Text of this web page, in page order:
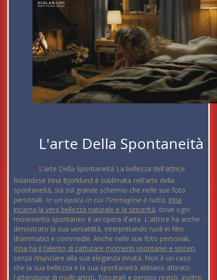
L'arte Della Spontaneità
- L'arte Della Spontaneità La bellezza dell'attrice
finlandese Irina Bjorklund è sublimata nell'arte della
spontaneità, sia sul grande schermo che nelle sue foto
personali. In un'epoca in cui l'immagine è tutto, Irina
incarna la vera bellezza naturale e la sincerità, dove ogni
movimento spontaneo è un'opera d'arte. L'attrice ha anche
dimostrato la sua versatilità, interpretando ruoli in film
drammatici e commedie. Anche nelle sue foto personali,
Irina ha il talento di catturare momenti spontanei e sinceri,
senza rinunciare alla sua eleganza innata. Non è un caso
che la sua bellezza e la sua spontaneità abbiano attirato
l'attenzione di molti artisti, fotografi e persino registi. Inoltre,